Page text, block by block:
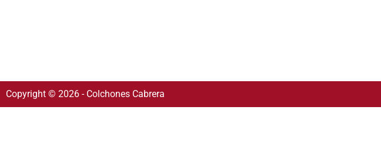
Copyright © 2026 - Colchones Cabrera